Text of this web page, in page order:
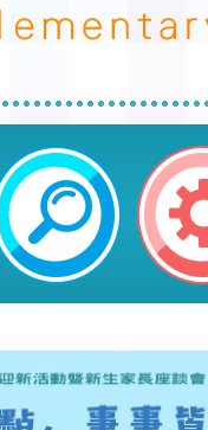
理115年「
園市平鎮